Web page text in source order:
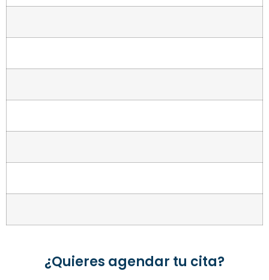
¿Quieres agendar tu cita?